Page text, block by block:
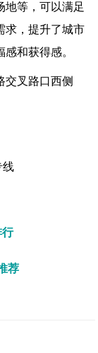
地等，可以满足
求，提升了城市
和获得感。
交叉路口西侧
线
行
荐